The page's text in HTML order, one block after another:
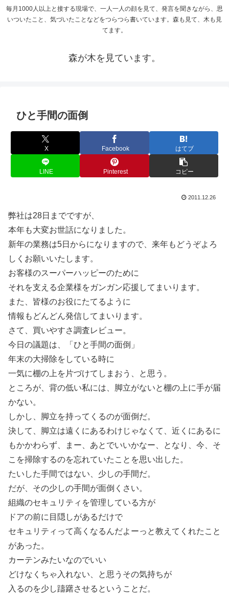
毎月1000人以上と接する現場で、一人一人の顔を見て、発言を聞きながら、思
いついたこと、気づいたことなどをつらつら書いています。森も見て、木も見
てます。
森が木を見ています。
ひと手間の面倒
X Facebook はてブ
LINE Pinterest コピー
2011.12.26
弊社は28日までですが、
本年も大変お世話になりました。
新年の業務は5日からになりますので、来年もどうぞよろ
しくお願いいたします。
お客様のスーパーハッピーのために
それを支える企業様をガンガン応援してまいります。
また、皆様のお役にたてるように
情報もどんどん発信してまいります。
さて、買いやすさ調査レビュー。
今日の議題は、「ひと手間の面倒」
年末の大掃除をしている時に
一気に棚の上を片づけてしまおう、と思う。
ところが、背の低い私には、脚立がないと棚の上に手が届
かない。
しかし、脚立を持ってくるのが面倒だ。
決して、脚立は遠くにあるわけじゃなくて、近くにあるに
もかかわらず、まー、あとでいいかなー、となり、今、そ
こを掃除するのを忘れていたことを思い出した。
たいした手間ではない、少しの手間だ。
だが、その少しの手間が面倒くさい。
組織のセキュリティを管理している方が
ドアの前に目隠しがあるだけで
セキュリティって高くなるんだよーっと教えてくれたこと
があった。
カーテンみたいなのでいい
どけなくちゃ入れない、と思うその気持ちが
入るのを少し躊躇させるということだ。